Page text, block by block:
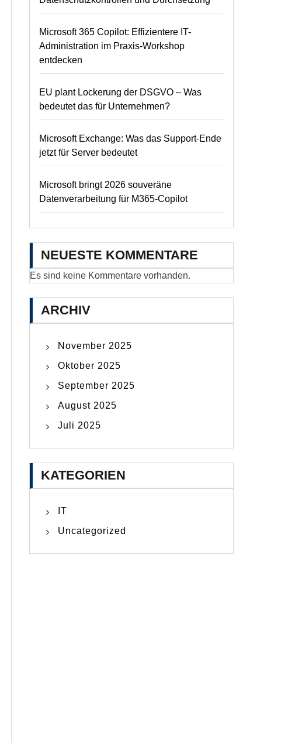
Microsoft 365 Copilot: Effizientere IT-
Administration im Praxis-Workshop
entdecken
EU plant Lockerung der DSGVO – Was
bedeutet das für Unternehmen?
Microsoft Exchange: Was das Support-Ende
jetzt für Server bedeutet
Microsoft bringt 2026 souveräne
Datenverarbeitung für M365-Copilot
NEUESTE KOMMENTARE
Es sind keine Kommentare vorhanden.
ARCHIV
November 2025
Oktober 2025
September 2025
August 2025
Juli 2025
KATEGORIEN
IT
Uncategorized